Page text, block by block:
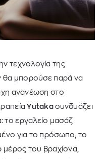
τεχνολογία της
θα μπορούσε παρά να
ανανέωση στο
Yutakaσυνδυάζει
το εργαλείο μασάζ
για το πρόσωπο, το
μέρος του βραχίονα,